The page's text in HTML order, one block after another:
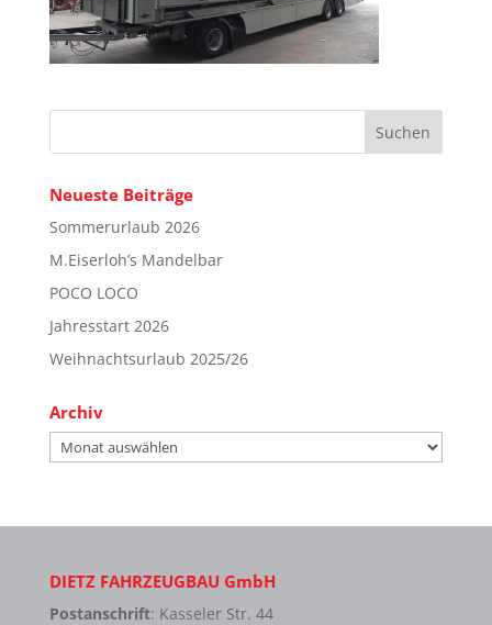
Neueste Beiträge
Sommerurlaub 2026
M.Eiserloh’s Mandelbar
POCO LOCO
Jahresstart 2026
Weihnachtsurlaub 2025/26
Archiv
Archiv
DIETZ FAHRZEUGBAU GmbH
Postanschrift: Kasseler Str. 44